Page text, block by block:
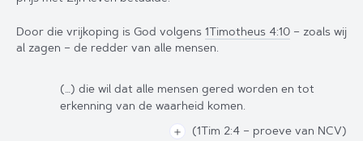
Door die vrijkoping is God volgens 1Timotheus 4:10 – zoals wij
al zagen – de redder van alle mensen.
(…) die wil dat alle mensen gered worden en tot
erkenning van de waarheid komen.
(1Tim 2:4 – proeve van NCV)
＋